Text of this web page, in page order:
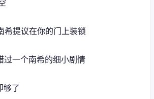
希提议在你的门上装锁
过一个南希的细小剧情
够了